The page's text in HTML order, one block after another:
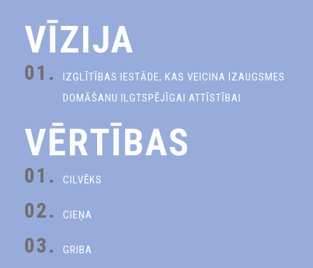
VĪZIJA
01.
IZGLĪTĪBAS IESTĀDE, KAS VEICINA IZAUGSMES
DOMĀŠANU ILGTSPĒJĪGAI ATTĪSTĪBAI
VĒRTĪBAS
01. CILVĒKS
02. CIEŅA
03. GRIBA